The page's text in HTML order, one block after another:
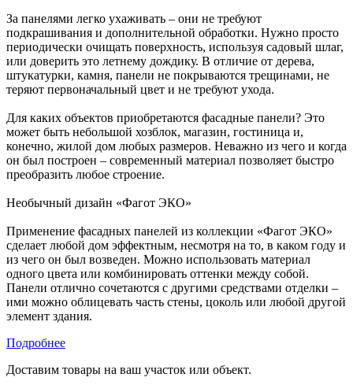
За панелями легко ухаживать – они не требуют
подкрашивания и дополнительной обработки. Нужно просто
периодически очищать поверхность, используя садовый шлаг,
или доверить это летнему дождику. В отличие от дерева,
штукатурки, камня, панели не покрываются трещинами, не
теряют первоначальный цвет и не требуют ухода.
Для каких объектов приобретаются фасадные панели? Это
может быть небольшой хозблок, магазин, гостиница и,
конечно, жилой дом любых размеров. Неважно из чего и когда
он был построен – современный материал позволяет быстро
преобразить любое строение.
Необычный дизайн «Фагот ЭКО»
Применение фасадных панелей из коллекции «Фагот ЭКО»
сделает любой дом эффектным, несмотря на то, в каком году и
из чего он был возведен. Можно использовать материал
одного цвета или комбинировать оттенки между собой.
Панели отлично сочетаются с другими средствами отделки –
ими можно облицевать часть стены, цоколь или любой другой
элемент здания.
Подробнее
Доставим товары на ваш участок или объект.